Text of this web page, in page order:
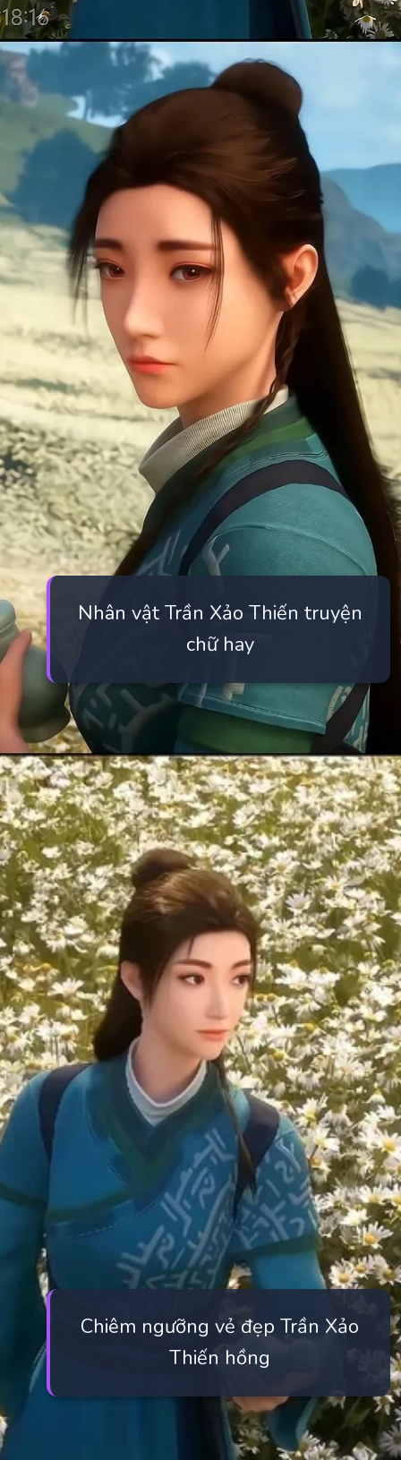
https://manhua.edu.vn/tran-xao-thien
Nhân vật Trần Xảo Thiến truyện
chữ hay
Đang mởhttps://manhua.edu.vn/tran-xao-thien
Chiêm ngưỡng vẻ đẹp Trần Xảo
Thiến hồng